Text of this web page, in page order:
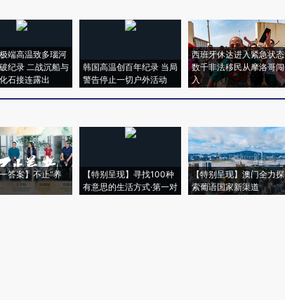
端高温致多瑙河
纪录 二战沉船与
石接连露出
韩国高温创百年纪录 当局
警告停止一切户外活动
西班牙休达进入紧急状态
数千非法移民从摩洛哥闯
入
答案】不止“养
【特别呈现】寻找100种
有意思的生活方式·第一对
【特别呈现】澳门全力探
索葡语国家新渠道